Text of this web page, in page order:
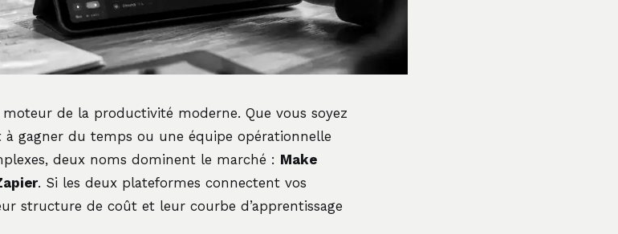
de la productivité moderne. Que vous soyez
gagner du temps ou une équipe opérationnelle
deux noms dominent le marché : Make
. Si les deux plateformes connectent vos
structure de coût et leur courbe d’apprentissage